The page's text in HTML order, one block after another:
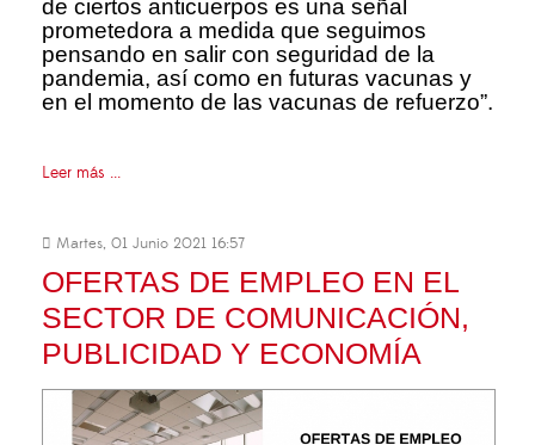
de ciertos anticuerpos es una señal
prometedora a medida que seguimos
pensando en salir con seguridad de la
pandemia, así como en futuras vacunas y
en el momento de las vacunas de refuerzo”.
Leer más ...
Martes, 01 Junio 2021 16:57
OFERTAS DE EMPLEO EN EL
SECTOR DE COMUNICACIÓN,
PUBLICIDAD Y ECONOMÍA